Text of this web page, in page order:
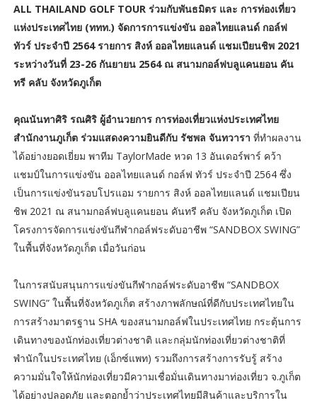
ALL THAILAND GOLF TOUR ร่วมกับพันธมิตร และ การท่องเที่ยว
แห่งประเทศไทย (ททท.) จัดการการแข่งขัน ออลไทยแลนด์ กอล์ฟ
ทัวร์ ประจำปี 2564 รายการ สิงห์ ออลไทยแลนด์ แชมเปียนชิพ 2021
ระหว่างวันที่ 23-26 กันยายน 2564 ณ สนามกอล์ฟบลูแคนยอน คัน
ทรี คลับ จังหวัดภูเก็ต
คุณนันทาศิริ รณศิริ ผู้อำนวยการ การท่องเที่ยวแห่งประเทศไทย
สำนักงานภูเก็ต ร่วมแสดงความยินดีกับ รัชพล จันทวารา ที่ทำผลงาน
ได้อย่างยอดเยี่ยม พาทีม TaylorMade หวด 13 อันเดอร์พาร์ คว้า
แชมป์ในการแข่งขัน ออลไทยแลนด์ กอล์ฟ ทัวร์ ประจำปี 2564 ซึ่ง
เป็นการแข่งขันรอบโปรแอม รายการ สิงห์ ออลไทยแลนด์ แชมเปียน
ชิพ 2021 ณ สนามกอล์ฟบลูแคนยอน คันทรี คลับ จังหวัดภูเก็ต เปิด
โครงการจัดการแข่งขันกีฬากอล์ฟระดับอาชีพ “SANDBOX SWING”
ในพื้นที่จังหวัดภูเก็ต เมื่อวันก่อน
ในการสนับสนุนการแข่งขันกีฬากอล์ฟระดับอาชีพ “SANDBOX
SWING” ในพื้นที่จังหวัดภูเก็ต สร้างภาพลักษณ์ที่ดีกับประเทศไทยใน
การสร้างมาตรฐาน SHA ของสนามกอล์ฟในประเทศไทย กระตุ้นการ
เดินทางของนักท่องเที่ยวต่างชาติ และกลุ่มนักท่องเที่ยวต่างชาติที่
พำนักในประเทศไทย (เอ็กซ์แพท) รวมถึงการสร้างการรับรู้ สร้าง
ความมั่นใจให้นักท่องเที่ยวมีความเชื่อมั่นเดินทางมาท่องเที่ยว จ.ภูเก็ต
ได้อย่างปลอดภัย และตอกย้ำว่าประเทศไทยมีสินค้าและบริการใน